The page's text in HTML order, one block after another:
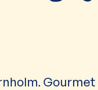
Gourmet